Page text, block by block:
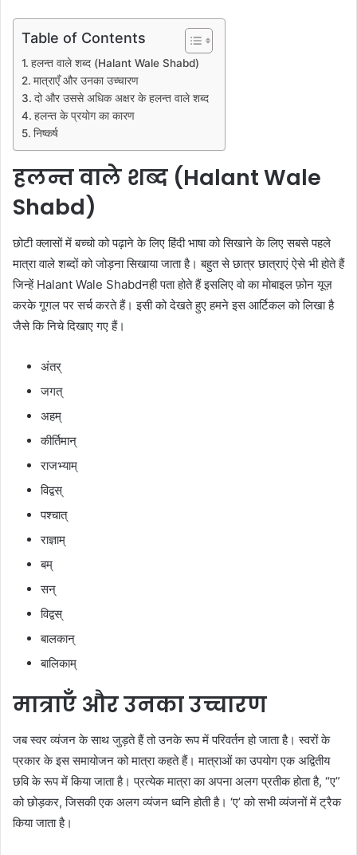
Table of Contents
हलन्त वाले शब्द (Halant Wale Shabd)
मात्राएँ और उनका उच्चारण
दो और उससे अधिक अक्षर के हलन्त वाले शब्द
हलन्त के प्रयोग का कारण
निष्कर्ष
हलन्त वाले शब्द (Halant Wale
Shabd)
छोटी क्लासों में बच्चो को पढ़ाने के लिए हिंदी भाषा को सिखाने के लिए सबसे पहले
मात्रा वाले शब्दों को जोड़ना सिखाया जाता है। बहुत से छात्र छात्राएं ऐसे भी होते हैं
जिन्हें Halant Wale Shabdनही पता होते हैं इसलिए वो का मोबाइल फ़ोन यूज़
करके गूगल पर सर्च करते हैं। इसी को देखते हुए हमने इस आर्टिकल को लिखा है
जैसे कि निचे दिखाए गए हैं।
अंतर्
जगत्
अहम्
कीर्तिमान्
राजभ्‍याम्
विद्वस्
पश्चात्
राज्ञाम्
बम्
सन्
विद्वस्
बालकान्
बालिकाम्
मात्राएँ और उनका उच्चारण
जब स्वर व्यंजन के साथ जुड़ते हैं तो उनके रूप में परिवर्तन हो जाता है। स्वरों के
प्रकार के इस समायोजन को मात्रा कहते हैं। मात्राओं का उपयोग एक अद्वितीय
छवि के रूप में किया जाता है। प्रत्येक मात्रा का अपना अलग प्रतीक होता है, “ए”
को छोड़कर, जिसकी एक अलग व्यंजन ध्वनि होती है। ‘ए’ को सभी व्यंजनों में ट्रैक
किया जाता है।